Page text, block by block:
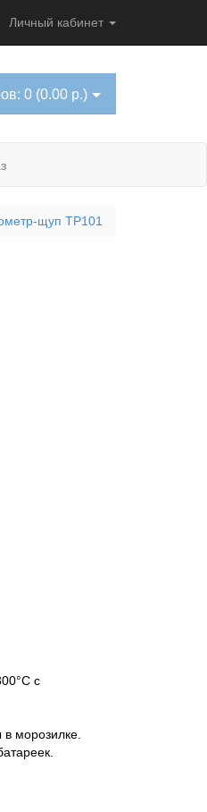
Личный кабинет
0 (0.00 р.)
щуп TP101
с
морозилке.